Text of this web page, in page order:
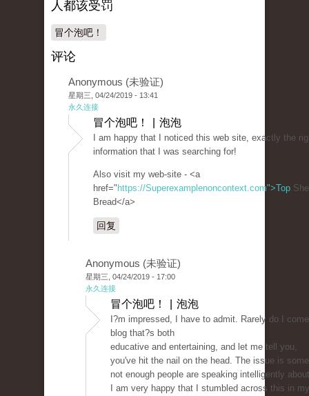
人都该受罚
冒个泡吧！
评论
Anonymous (未验证)
星期三, 04/24/2019 - 13:41
永久连接
冒个泡吧！ | 泡泡
I am happy that I noticed this web site, exactly the
information that I was searching for!
Also visit my web-site - <a
href=" https://Superexamplenoncontext.com">Top
Bread</a>
回复
Anonymous (未验证)
星期三, 04/24/2019 - 17:00
永久连接
冒个泡吧！ | 泡泡
I?m impressed, I have to admit. Rarely do I
blog that?s both
educative and entertaining, and let me tell you,
you've hit the nail on the head. The issue is
not enough people are speaking intelligently
I am very happy that I stumbled across this in